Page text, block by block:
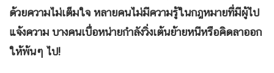
ด้วยความไม่เต็มใจ หลายคนไม่มีความรู้ในกฎหมายที่มีผู้ไป
แจ้งความ บางคนเบื่อหน่ายกำลังวิ่งเต้นย้ายหนีหรือคิดลาออก
ให้พ้นๆ ไป!